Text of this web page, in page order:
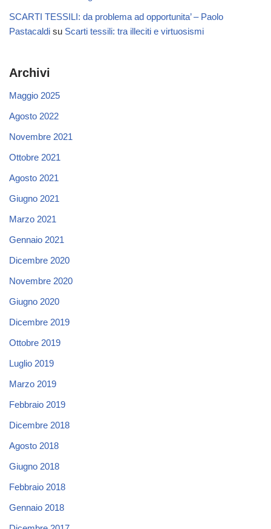
SCARTI TESSILI: da problema ad opportunita’ – Paolo
Pastacaldi su Scarti tessili: tra illeciti e virtuosismi
Archivi
Maggio 2025
Agosto 2022
Novembre 2021
Ottobre 2021
Agosto 2021
Giugno 2021
Marzo 2021
Gennaio 2021
Dicembre 2020
Novembre 2020
Giugno 2020
Dicembre 2019
Ottobre 2019
Luglio 2019
Marzo 2019
Febbraio 2019
Dicembre 2018
Agosto 2018
Giugno 2018
Febbraio 2018
Gennaio 2018